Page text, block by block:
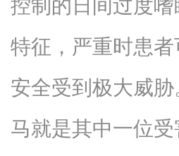
控制的日间过度
特征，严重时患
安全受到极大威
马就是其中一位